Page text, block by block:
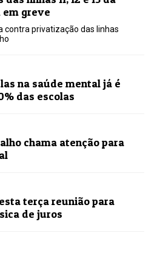
em greve
contra privatização das linhas
na saúde mental já é
das escolas
chama atenção para
terça reunião para
de juros